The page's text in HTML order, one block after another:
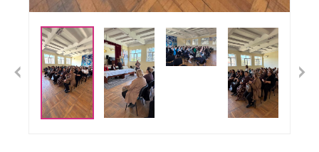
Previous